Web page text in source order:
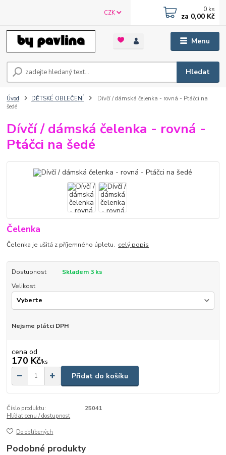
Menu
CZK
Hledat
0 ks
za 0,00 Kč
Úvod DĚTSKÉ OBLEČENÍ
Dívčí / dámská čelenka - rovná - Ptáčci na
šedé
Dívčí / dámská čelenka - rovná -
Ptáčci na šedé
Čelenka
Čelenka je ušitá z příjemného úpletu. celý popis
Dostupnost
Skladem 3 ks
Velikost
Nejsme plátci DPH
cena od
170 Kč/ks
Přidat do košíku
Číslo produktu:
25041
Hlídat cenu / dostupnost
Do oblíbených
Podobné produkty